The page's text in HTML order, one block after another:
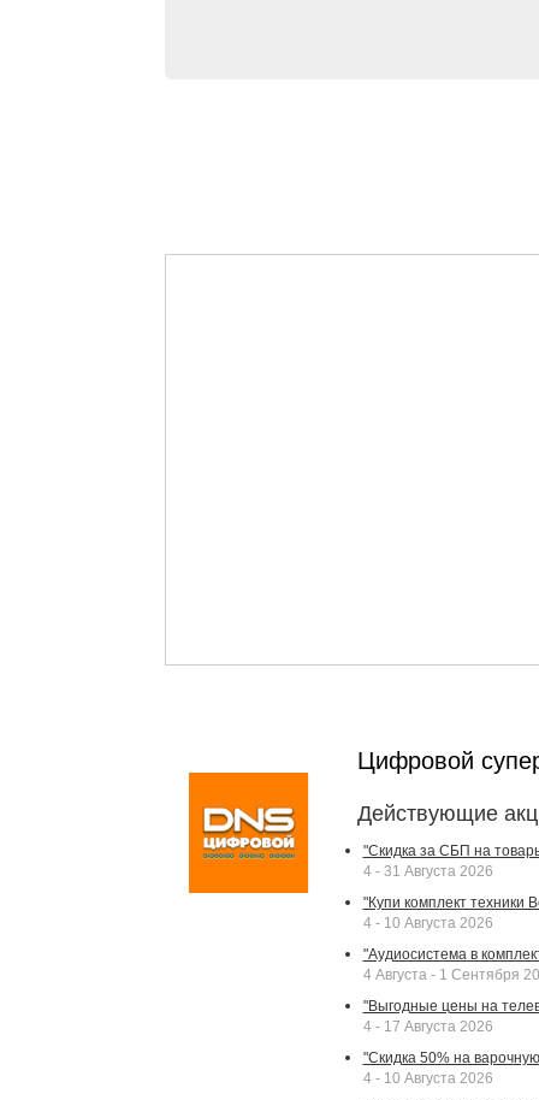
Цифровой
Действующие
"Скидка за СБП на
4 - 31 Августа 2026
"Купи комплект техники
4 - 10 Августа 2026
"Аудиосистема в
4 Августа - 1 Сентября
"Выгодные цены на
4 - 17 Августа 2026
"Скидка 50% на
4 - 10 Августа 2026